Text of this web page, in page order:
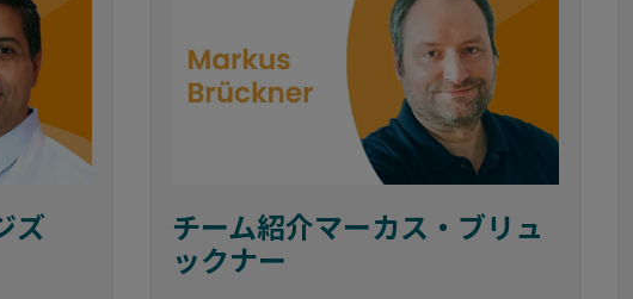
ズ
チーム紹介マーカス・ブリュ
ックナー